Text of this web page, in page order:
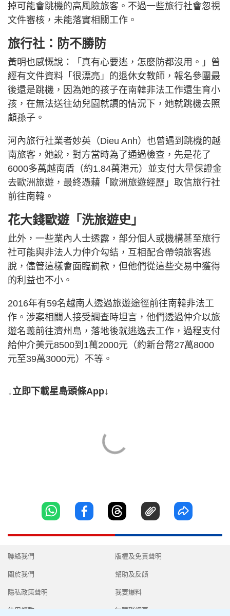
掉可能會跳機的高風險旅客。不過一些旅行社會忽視
文件審核，未能落實相關工作。
旅行社：防不勝防
黃明也感慨說：「真有心要逃，怎麼防都沒用。」曾
經有文件資料「很漂亮」的退休女教師，報名參團最
後還是跳機，因為她的孩子在南韓非法工作還生育小
孩，在無法送往幼兒園就讀的情況下，她就跳機去照
顧孫子。
河內旅行社業者妙英（Dieu Anh）也曾遇到跳機的越
南旅客，她說，對方當時為了通過檢查，先是花了
6000多萬越南盾（約1.84萬港元）並支付大量保證金
去歐洲旅遊，最終憑藉「歐洲旅遊經歷」取信旅行社
前往南韓。
花大錢歐遊「洗旅遊史」
此外，一些業內人士透露，部分個人或機構甚至旅行
社可能與非法人力仲介勾結，互相配合帶領旅客逃
脫，儘管這樣會面臨罰款，但他們從這些交易中獲得
的利益也不小。
2016年有59名越南人透過旅遊途徑前往南韓非法工
作。涉案相關人接受調查時坦言，他們透過仲介以旅
遊名義前往濟州島，落地後就逃逸去工作，過程支付
給仲介美元8500到1萬2000元（約新台幣27萬8000
元至39萬3000元）不等。
↓立即下載星島頭條App↓
聯絡我們
關於我們
隱私政策聲明
使用條款
版權及免責聲明
幫助及反饋
我要爆料
無障礙網頁